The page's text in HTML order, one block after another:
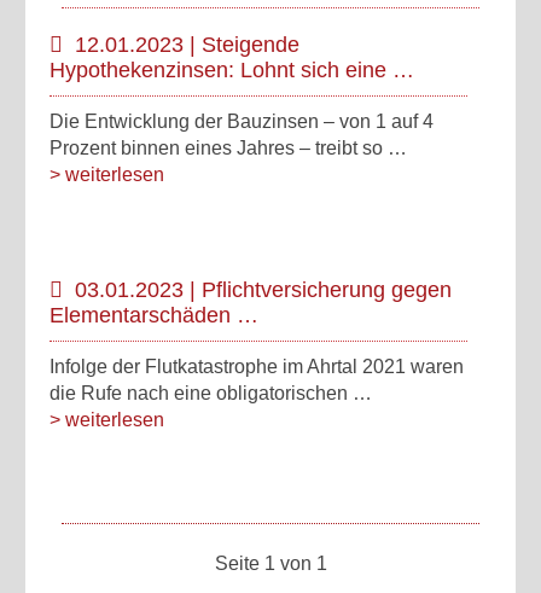
12.01.2023 | Steigende
Hypothekenzinsen: Lohnt sich eine …
Die Entwicklung der Bauzinsen – von 1 auf 4
Prozent binnen eines Jahres – treibt so …
> weiterlesen
03.01.2023 | Pflichtversicherung gegen
Elementarschäden …
Infolge der Flutkatastrophe im Ahrtal 2021 waren
die Rufe nach eine obligatorischen …
> weiterlesen
Seite 1 von 1